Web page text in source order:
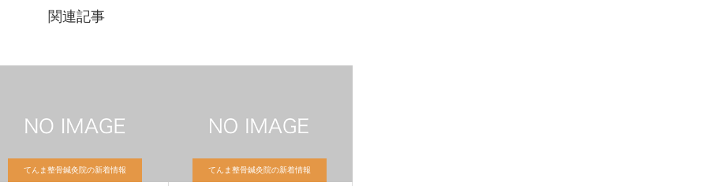
関連記事
てんま整骨鍼灸院の新着情報 てんま整骨鍼灸院の新着情報